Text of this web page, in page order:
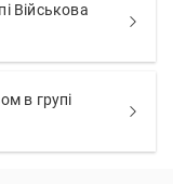
Військова
в групі